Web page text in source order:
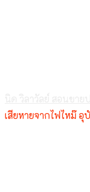
เสียหายจากไฟไหม๊